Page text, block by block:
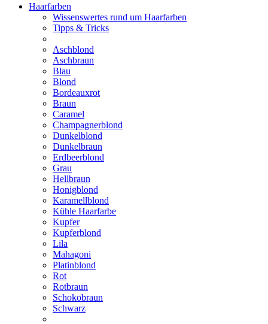
Haarfarben
Wissenswertes rund um Haarfarben
Tipps & Tricks
Aschblond
Aschbraun
Blau
Blond
Bordeauxrot
Braun
Caramel
Champagnerblond
Dunkelblond
Dunkelbraun
Erdbeerblond
Grau
Hellbraun
Honigblond
Karamellblond
Kühle Haarfarbe
Kupfer
Kupferblond
Lila
Mahagoni
Platinblond
Rot
Rotbraun
Schokobraun
Schwarz